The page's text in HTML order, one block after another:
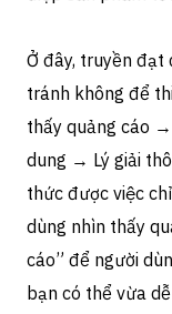
Ở đây, truyền đạt
tránh không để
thấy quảng cáo
dung → Lý giải
thức được việc
dùng nhìn thấy
cáo” để người
bạn có thể vừa